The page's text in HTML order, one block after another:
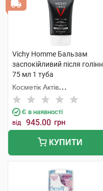
Vichy Homme Бальзам
заспокійливий після
75 мл 1 туба
Косметік Актів
Інтернаціональ
Є в наявності
від 945.00 грн
КУПИТИ